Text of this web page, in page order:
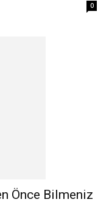
0
Önce Bilmeniz